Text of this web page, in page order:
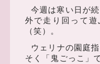
今週は寒い日が続
外で走り回って
（笑）。
ウェリナの園庭
そく「鬼ごっこ」